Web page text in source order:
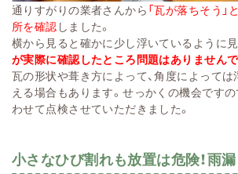
通りすがりの業者さんから 「瓦が落ちそう
所を確認 しました。
横から見ると確かに少し浮いているように見
が実際に確認したところ問題はありませんで
瓦の形状や葺き方によって、角度によって
える場合もあります。せっかくの機会ですの
わせて点検させていただきました。
小さなひび割れも放置は危険！雨